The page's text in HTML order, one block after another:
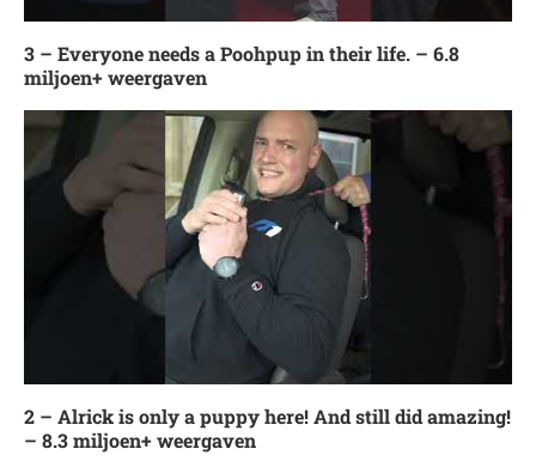
3 – Everyone needs a Poohpup in their life. – 6.8
miljoen+ weergaven
2 – Alrick is only a puppy here! And still did amazing!
– 8.3 miljoen+ weergaven